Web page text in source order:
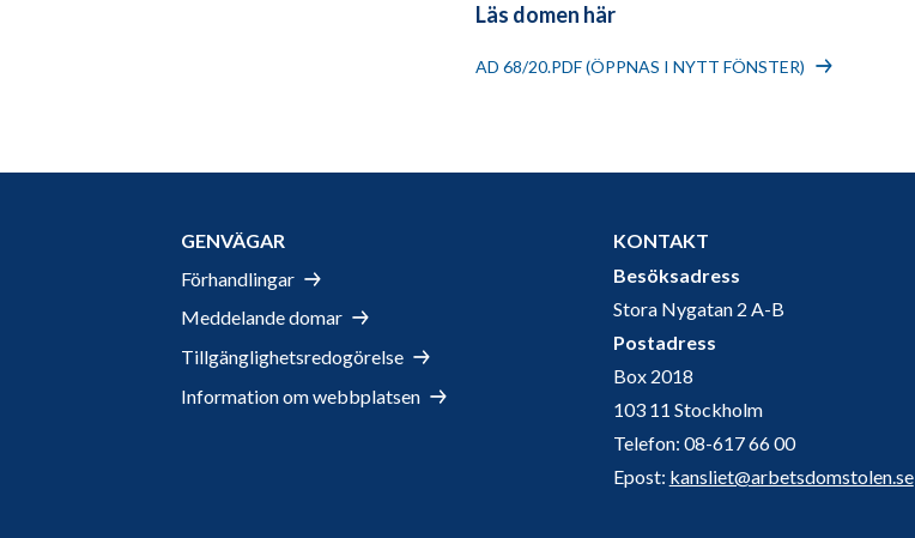
Läs domen här
AD 68/20.PDF (ÖPPNAS I NYTT FÖNSTER)
GENVÄGAR
Förhandlingar
Meddelande domar
Tillgänglighetsredogörelse
Information om webbplatsen
KONTAKT
Besöksadress
Stora Nygatan 2 A-B
Postadress
Box 2018
103 11 Stockholm
Telefon: 08-617 66 00
Epost: kansliet@arbetsdomstolen.se